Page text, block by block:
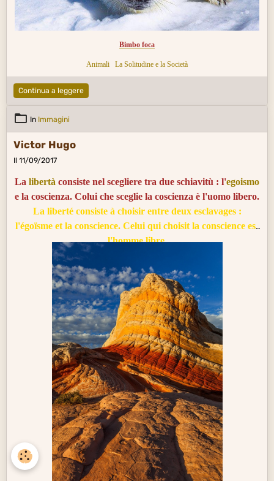
Bimbo foca
Animali La Solitudine e la Società
Continua a leggere
In Immagini
Victor Hugo
Il 11/09/2017
La libertà consiste nel scegliere tra due schiavitù : l'egoismo
e la coscienza. Colui che sceglie la coscienza è l'uomo libero.
La liberté consiste à choisir entre deux esclavages :
l'égoïsme et la conscience. Celui qui choisit la conscience est
l'homme libre.